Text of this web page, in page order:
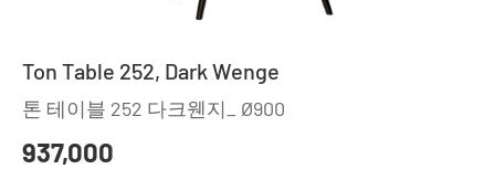
Ton Table 252, Dark Wenge
톤 테이블 252 다크웬지_ Ø900
937,000